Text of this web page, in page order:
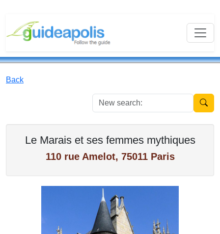
Back
New
Le Marais et ses femmes mythiques
110 rue Amelot, 75011 Paris